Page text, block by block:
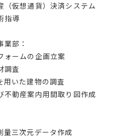
（仮想通貨）決済システム
指導
部：
ォームの企画立案
調査
用いた建物の調査
不動産案内用間取り図作成
量三次元データ作成